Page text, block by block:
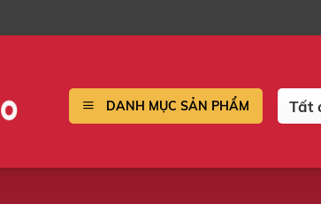
DANH MỤC SẢN PHẨM